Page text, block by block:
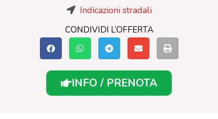
Indicazioni stradali
CONDIVIDI L’OFFERTA
INFO / PRENOTA